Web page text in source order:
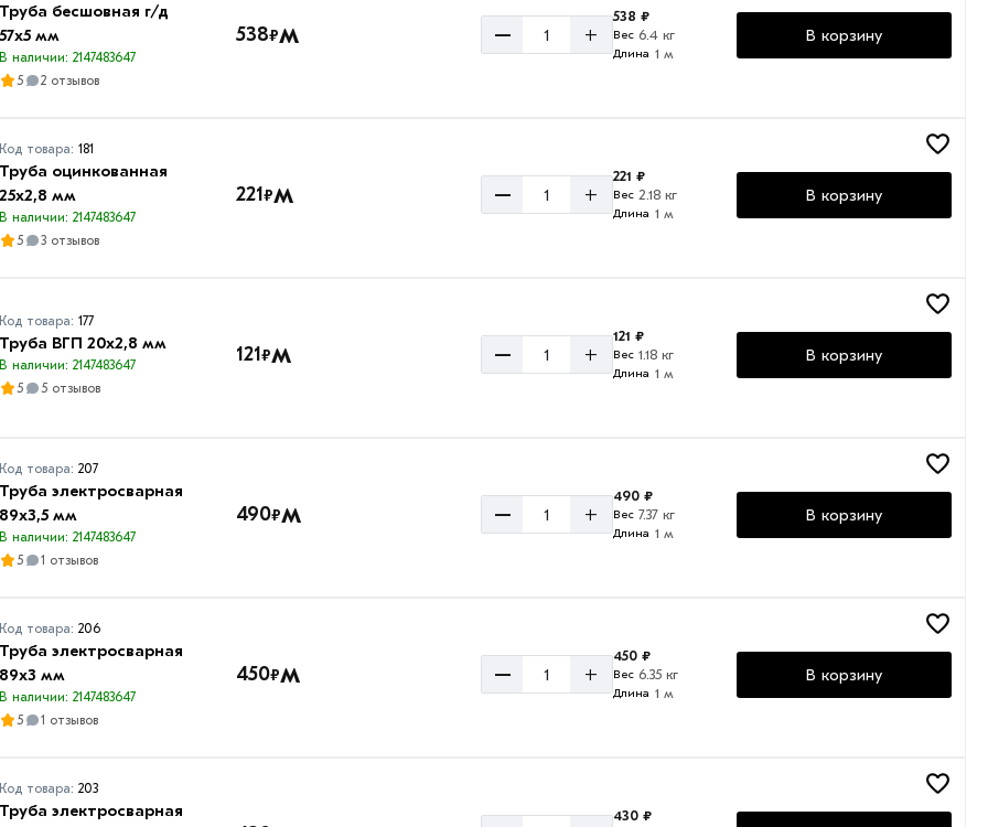
бесшовная г/д
мм
наличии: 2147483647
5
2 отзывов
538₽м – +
538 ₽
Вес 6.4 кг
Длина 1 м
В корзину
товара: 181
оцинкованная
мм
наличии: 2147483647
5
3 отзывов
221₽м – +
221 ₽
Вес 2.18 кг
Длина 1 м
В корзину
товара: 177
ВГП 20х2,8 мм
наличии: 2147483647
5
5 отзывов
121₽м – +
121 ₽
Вес 1.18 кг
Длина 1 м
В корзину
товара:207
электросварная
мм
наличии: 2147483647
5
1 отзывов
490₽м – +
490 ₽
Вес 7.37 кг
Длина 1 м
В корзину
товара:206
электросварная
мм
наличии: 2147483647
5
1 отзывов
450₽м – +
450 ₽
Вес 6.35 кг
Длина 1 м
В корзину
товара:203
электросварная
430 ₽